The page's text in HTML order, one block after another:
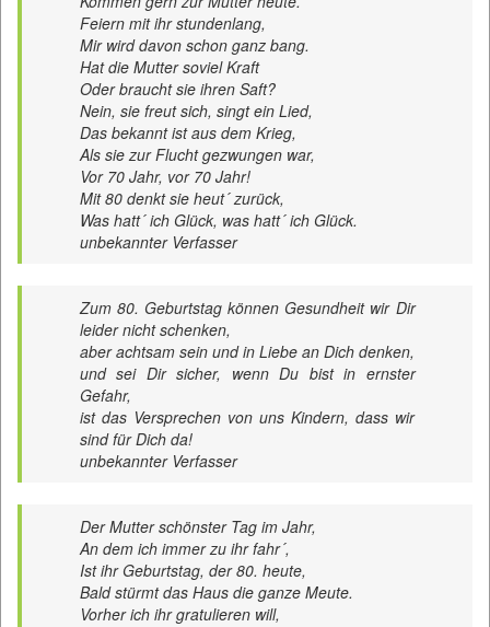
Feiern mit ihr stundenlang,
Mir wird davon schon ganz bang.
Hat die Mutter soviel Kraft
Oder braucht sie ihren Saft?
Nein, sie freut sich, singt ein Lied,
Das bekannt ist aus dem Krieg,
Als sie zur Flucht gezwungen war,
Vor 70 Jahr, vor 70 Jahr!
Mit 80 denkt sie heut´ zurück,
Was hatt´ ich Glück, was hatt´ ich Glück.
unbekannter Verfasser
Zum 80. Geburtstag können Gesundheit wir Dir
leider nicht schenken,
aber achtsam sein und in Liebe an Dich denken,
und sei Dir sicher, wenn Du bist in ernster
Gefahr,
ist das Versprechen von uns Kindern, dass wir
sind für Dich da!
unbekannter Verfasser
Der Mutter schönster Tag im Jahr,
An dem ich immer zu ihr fahr´,
Ist ihr Geburtstag, der 80. heute,
Bald stürmt das Haus die ganze Meute.
Vorher ich ihr gratulieren will,